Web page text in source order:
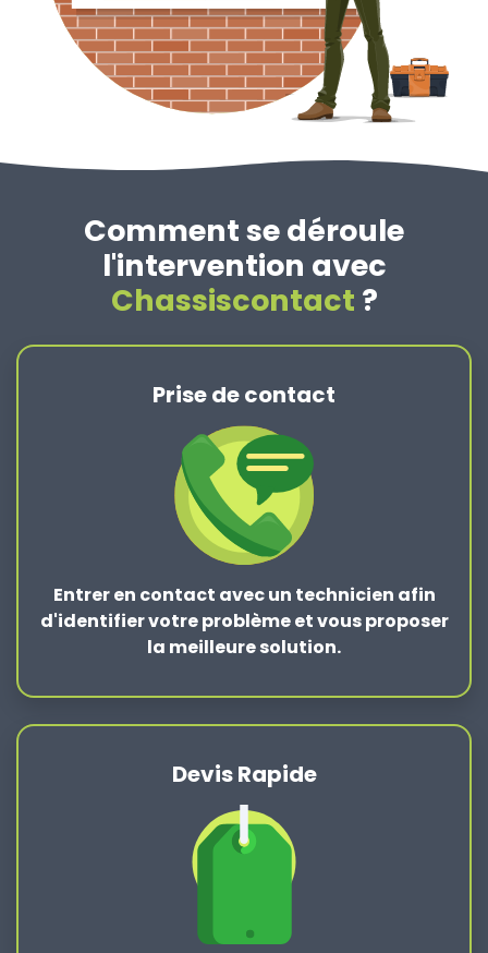
Comment se déroule
l'intervention avec
Chassiscontact ?
Prise de contact
Entrer en contact avec un technicien afin
d'identifier votre problème et vous proposer
la meilleure solution.
Devis Rapide